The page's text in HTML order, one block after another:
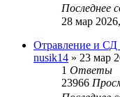
Последнее
28 мар
Отравление и СД
nusik14 » 23 мар
1 Ответы
23966